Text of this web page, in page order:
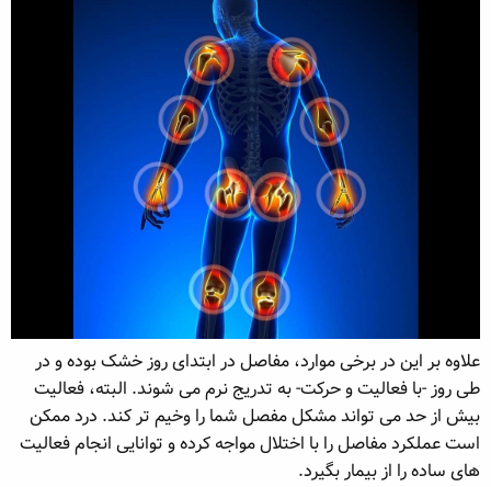
علاوه بر این در برخی موارد، مفاصل در ابتدای روز خشک بوده و در
طی روز -با فعالیت و حرکت- به تدریج نرم می شوند. البته، فعالیت
بیش از حد می تواند مشکل مفصل شما را وخیم تر کند. درد ممکن
است عملکرد مفاصل را با اختلال مواجه کرده و توانایی انجام فعالیت
های ساده را از بیمار بگیرد.